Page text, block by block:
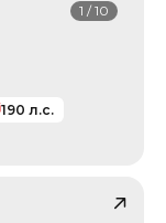
1 /10
190 л.с.